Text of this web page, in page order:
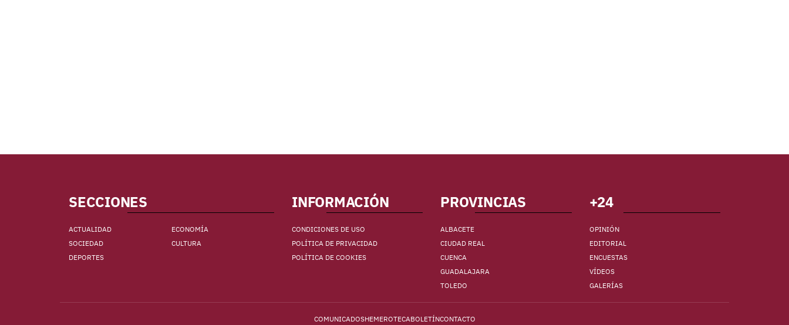
SECCIONES
ACTUALIDAD
ECONOMÍA
SOCIEDAD
CULTURA
DEPORTES
INFORMACIÓN
CONDICIONES DE USO
POLÍTICA DE PRIVACIDAD
POLÍTICA DE COOKIES
PROVINCIAS
ALBACETE
CIUDAD REAL
CUENCA
GUADALAJARA
TOLEDO
+24
OPINIÓN
EDITORIAL
ENCUESTAS
VÍDEOS
GALERÍAS
COMUNICADOSHEMEROTECABOLETÍNCONTACTO